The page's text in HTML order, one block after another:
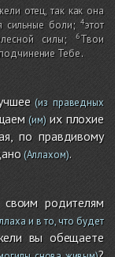
отец, так как она
сильные боли;
этот
силы;
Твои
Тебе.
(из праведных
(им)их плохие
по правдивому
(Аллахом).
своим родителям
и в то, что будет
вы обещаете